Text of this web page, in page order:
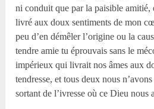
ni conduit que par la paisible amitié,
livré aux doux sentiments de mon
peu d’en démêler l’origine ou la
tendre amie tu éprouvais sans le
impérieux qui livrait nos âmes aux
tendresse, et tous deux nous
sortant de l’ivresse où ce Dieu nous